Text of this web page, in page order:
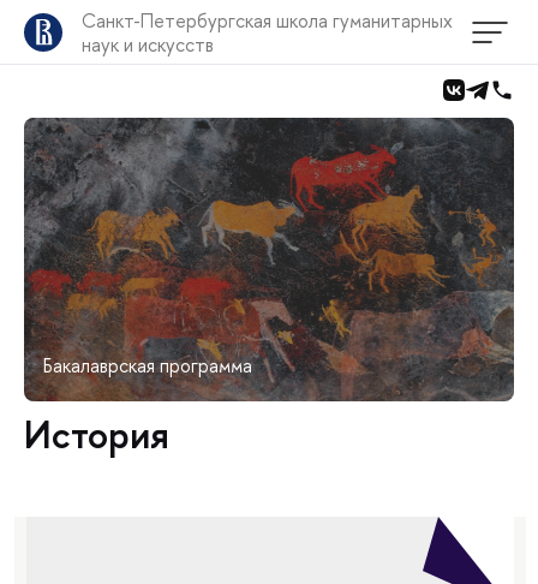
Санкт-Петербургская школа гуманитарных
наук и искусств
Бакалаврская программа
История